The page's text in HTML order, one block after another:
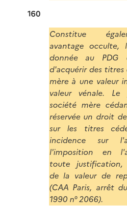
160
Constitue
avantage occulte,
donnée au PDG
d'acquérir des titres
mère à une valeur
valeur vénale.
société mère
réservée un droit
sur les titres
incidence sur
l'imposition en
toute justification,
de la valeur de
(CAA Paris, arrêt
1990 n° 2066).